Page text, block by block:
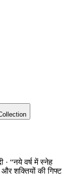
· “नये वर्ष में स्नेह
शक्तियों की गिफ्ट